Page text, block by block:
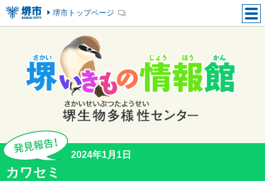
堺市トップページ
2024年1月1日
カワセミ